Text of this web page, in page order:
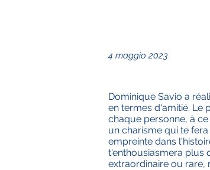
4 maggio 2023
Dominique Savio a
en termes d'amitié. Le
chaque personne, à
un charisme qui te
empreinte dans
t'enthousiasmera plus
extraordinaire ou